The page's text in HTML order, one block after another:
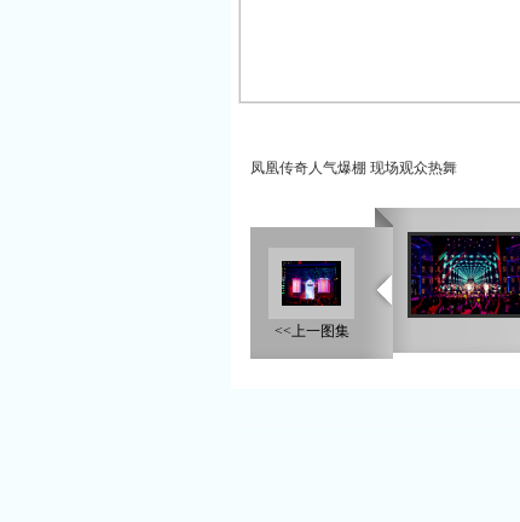
凤凰传奇人气爆棚 现场观众热舞
<<上一图集